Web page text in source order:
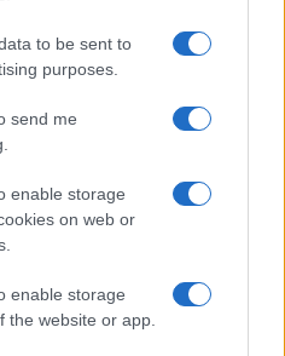
to be sent to
purposes.
send me
enable storage
on web or
enable storage
the website or app.
portale nel mondo della